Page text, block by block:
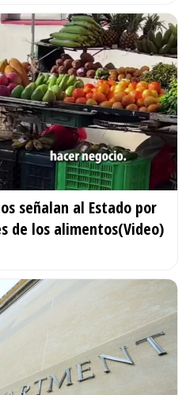
señalan al Estado por
de los alimentos(Video)